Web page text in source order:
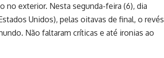
no exterior. Nesta segunda-feira (6), dia
Unidos), pelas oitavas de final, o revés
Não faltaram críticas e até ironias ao